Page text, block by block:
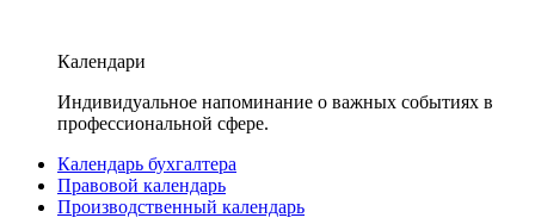
Календари
Индивидуальное напоминание о важных событиях в
профессиональной сфере.
Календарь бухгалтера
Правовой календарь
Производственный календарь